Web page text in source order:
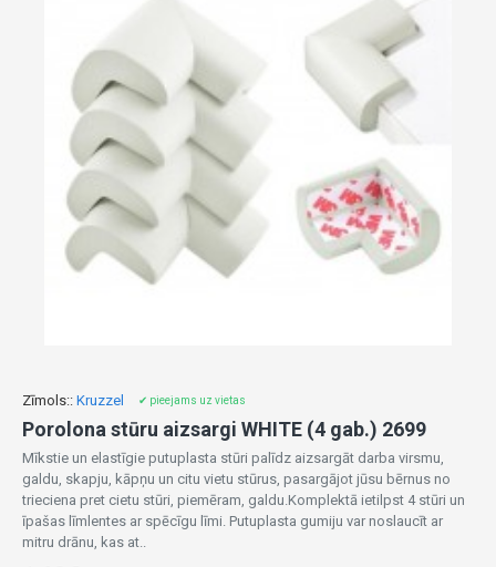
Zīmols:: Kruzzel ✔ pieejams uz vietas
Porolona stūru aizsargi WHITE (4 gab.) 2699
Mīkstie un elastīgie putuplasta stūri palīdz aizsargāt darba virsmu,
galdu, skapju, kāpņu un citu vietu stūrus, pasargājot jūsu bērnus no
trieciena pret cietu stūri, piemēram, galdu.Komplektā ietilpst 4 stūri un
īpašas līmlentes ar spēcīgu līmi. Putuplasta gumiju var noslaucīt ar
mitru drānu, kas at..